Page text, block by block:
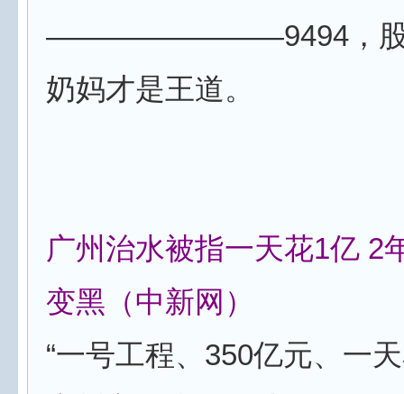
————————9494，股
奶妈才是王道。
广州治水被指一天花1亿 2
变黑（中新网）
“一号工程、350亿元、一